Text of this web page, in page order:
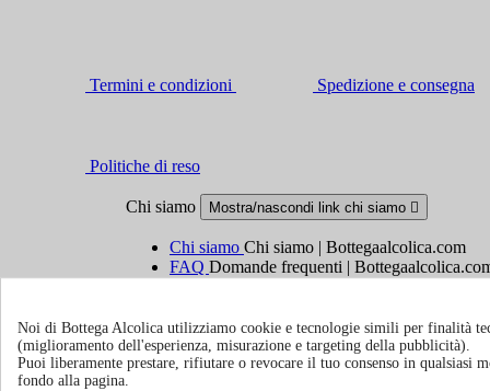
Termini e condizioni Spedizione e consegna
Politiche di reso
Chi siamo Mostra/nascondi link chi siamo 
Chi siamo Chi siamo | Bottegaalcolica.com
FAQ Domande frequenti |
Informazioni Mostra/nascondi link informazioni
Noi di Bottega Alcolica utilizziamo cookie e tecnologie simili per finalità
(miglioramento dell'esperienza, misurazione e targeting della pubblicità).
Puoi liberamente prestare, rifiutare o revocare il tuo consenso in qualsiasi
fondo alla pagina.